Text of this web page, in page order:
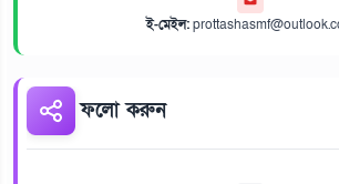
ই-মেইল:
ফলো করুন